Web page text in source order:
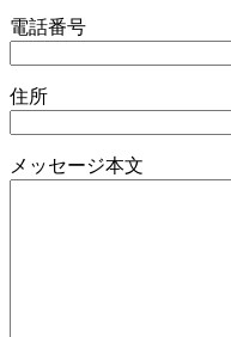
電話番号
住所
メッセージ本文